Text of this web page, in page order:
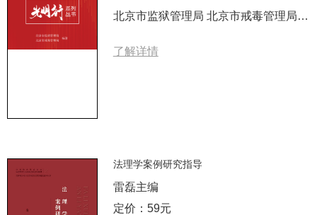
北京市监狱管理局 北京市戒毒管理局 编著
了解详情
法理学案例研究指导
雷磊主编
定价：59元